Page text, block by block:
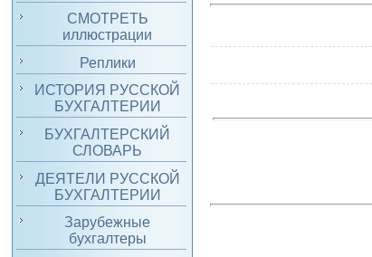
СМОТРЕТЬ
иллюстрации
Реплики
ИСТОРИЯ РУССКОЙ
БУХГАЛТЕРИИ
БУХГАЛТЕРСКИЙ
СЛОВАРЬ
ДЕЯТЕЛИ РУССКОЙ
БУХГАЛТЕРИИ
Зарубежные
бухгалтеры